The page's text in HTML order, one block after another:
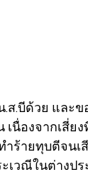
ส.บีด้วย และ
เนื่องจากเสี่ย
ำร้ายทุบตีจน
วณีในต่างปร